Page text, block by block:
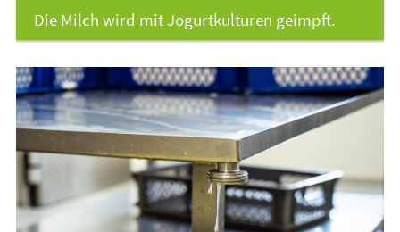
Die Milch wird mit Jogurtkulturen geimpft.